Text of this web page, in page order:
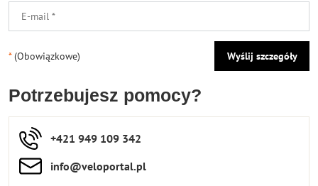
*(Obowiązkowe) Wyślij szczegóły
Potrzebujesz pomocy?
+421 949 109 342
info​​@veloportal​.pl